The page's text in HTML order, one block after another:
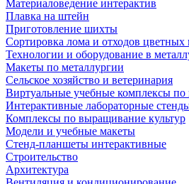
Материаловедение интерактив
Плавка на штейн
Приготовление шихты
Сортировка лома и отходов цветных
Технологии и оборудование в
Макеты по металлургии
Сельское хозяйство и ветеринария
Виртуальные учебные комплексы по
Интерактивные лабораторные
Комплексы по выращивание культур
Модели и учебные макеты
Стенд-планшеты интерактивные
Строительство
Архитектура